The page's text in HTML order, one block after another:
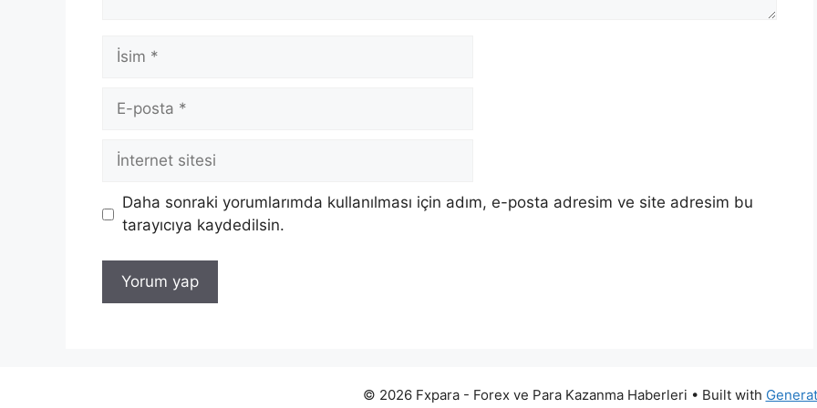
İsim
posta
İnternet
Daha sonraki yorumlarımda kullanılması için adım, e-posta adresim ve site adresim bu
tarayıcıya kaydedilsin.
© 2026 Fxpara - Forex ve Para Kazanma Haberleri • Built with